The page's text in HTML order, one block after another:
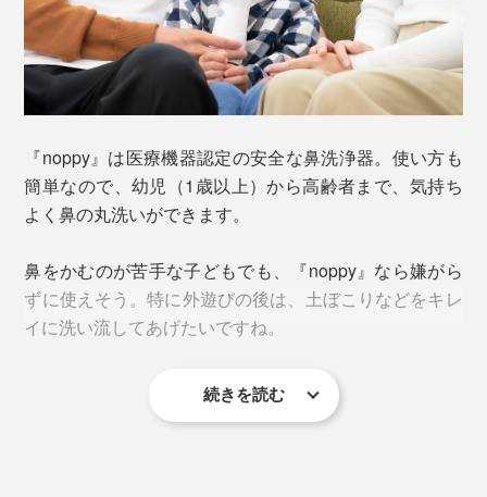
『noppy』は医療機器認定の安全な鼻洗浄器。使い方も
簡単なので、幼児（1歳以上）から高齢者まで、気持ち
よく鼻の丸洗いができます。
鼻をかむのが苦手な子どもでも、『noppy』なら嫌がら
ずに使えそう。特に外遊びの後は、土ぼこりなどをキレ
イに洗い流してあげたいですね。
続きを読む